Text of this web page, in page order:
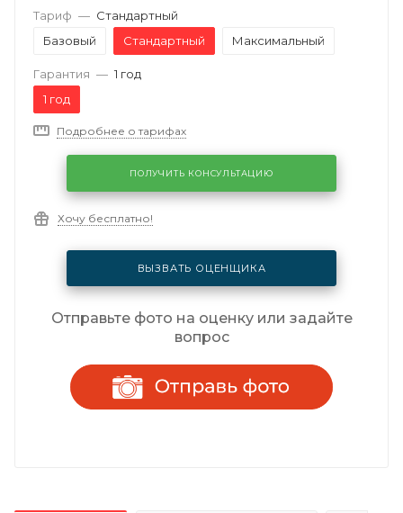
Тариф — Стандартный
Базовый
Стандартный Максимальный
Гарантия — 1 год
1 год
Подробнее о тарифах
ПОЛУЧИТЬ КОНСУЛЬТАЦИЮ
Хочу бесплатно!
ВЫЗВАТЬ ОЦЕНЩИКА
Отправьте фото на оценку или задайте
вопрос